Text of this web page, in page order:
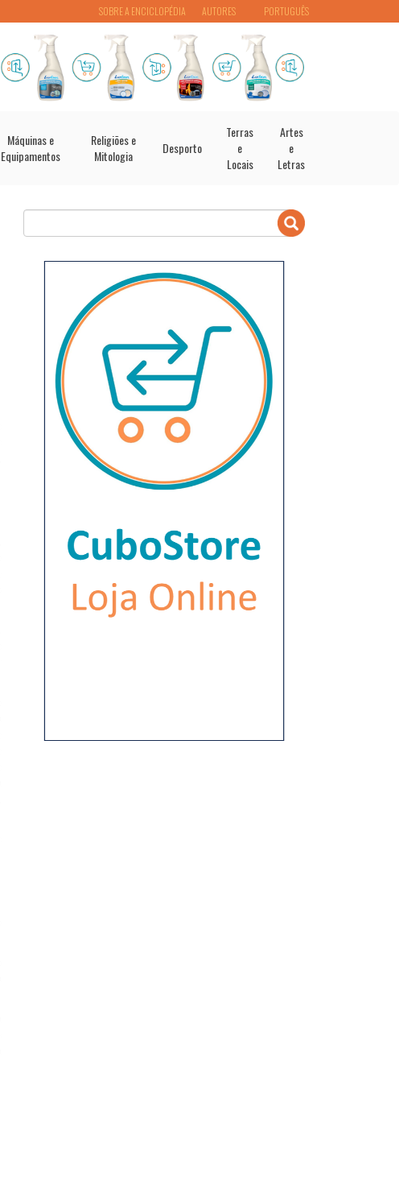
PORTUGUÊS
SOBRE A ENCICLOPÉDIA AUTORES
Máquinas e
Equipamentos
Religiões e
Mitologia
Desporto
Terras
e
Locais
Artes
e
Letras